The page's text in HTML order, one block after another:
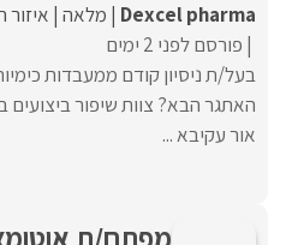
Dexcel pharma מלאה איזור
פורסם לפני 2 ימים
בעל/ת ניסיון קודם ממעבדות
אור עקיבא ...